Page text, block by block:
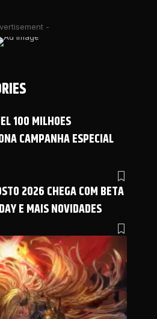
-
100 MILHOES
CAMPANHA ESPECIAL
2026 CHEGA COM BETA
E MAIS NOVIDADES